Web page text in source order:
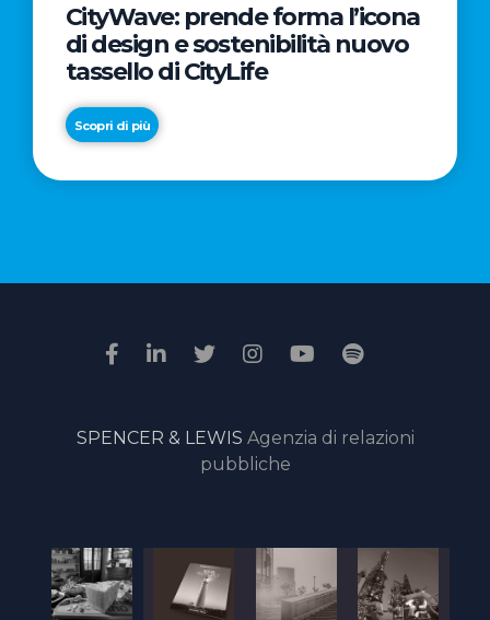
CityWave: prende forma l’icona
di design e sostenibilità nuovo
tassello di CityLife
Scopri di più
News
“Passione
il
della
giuria
online
SPENCER & LEWIS Agenzia di relazioni
pubbliche